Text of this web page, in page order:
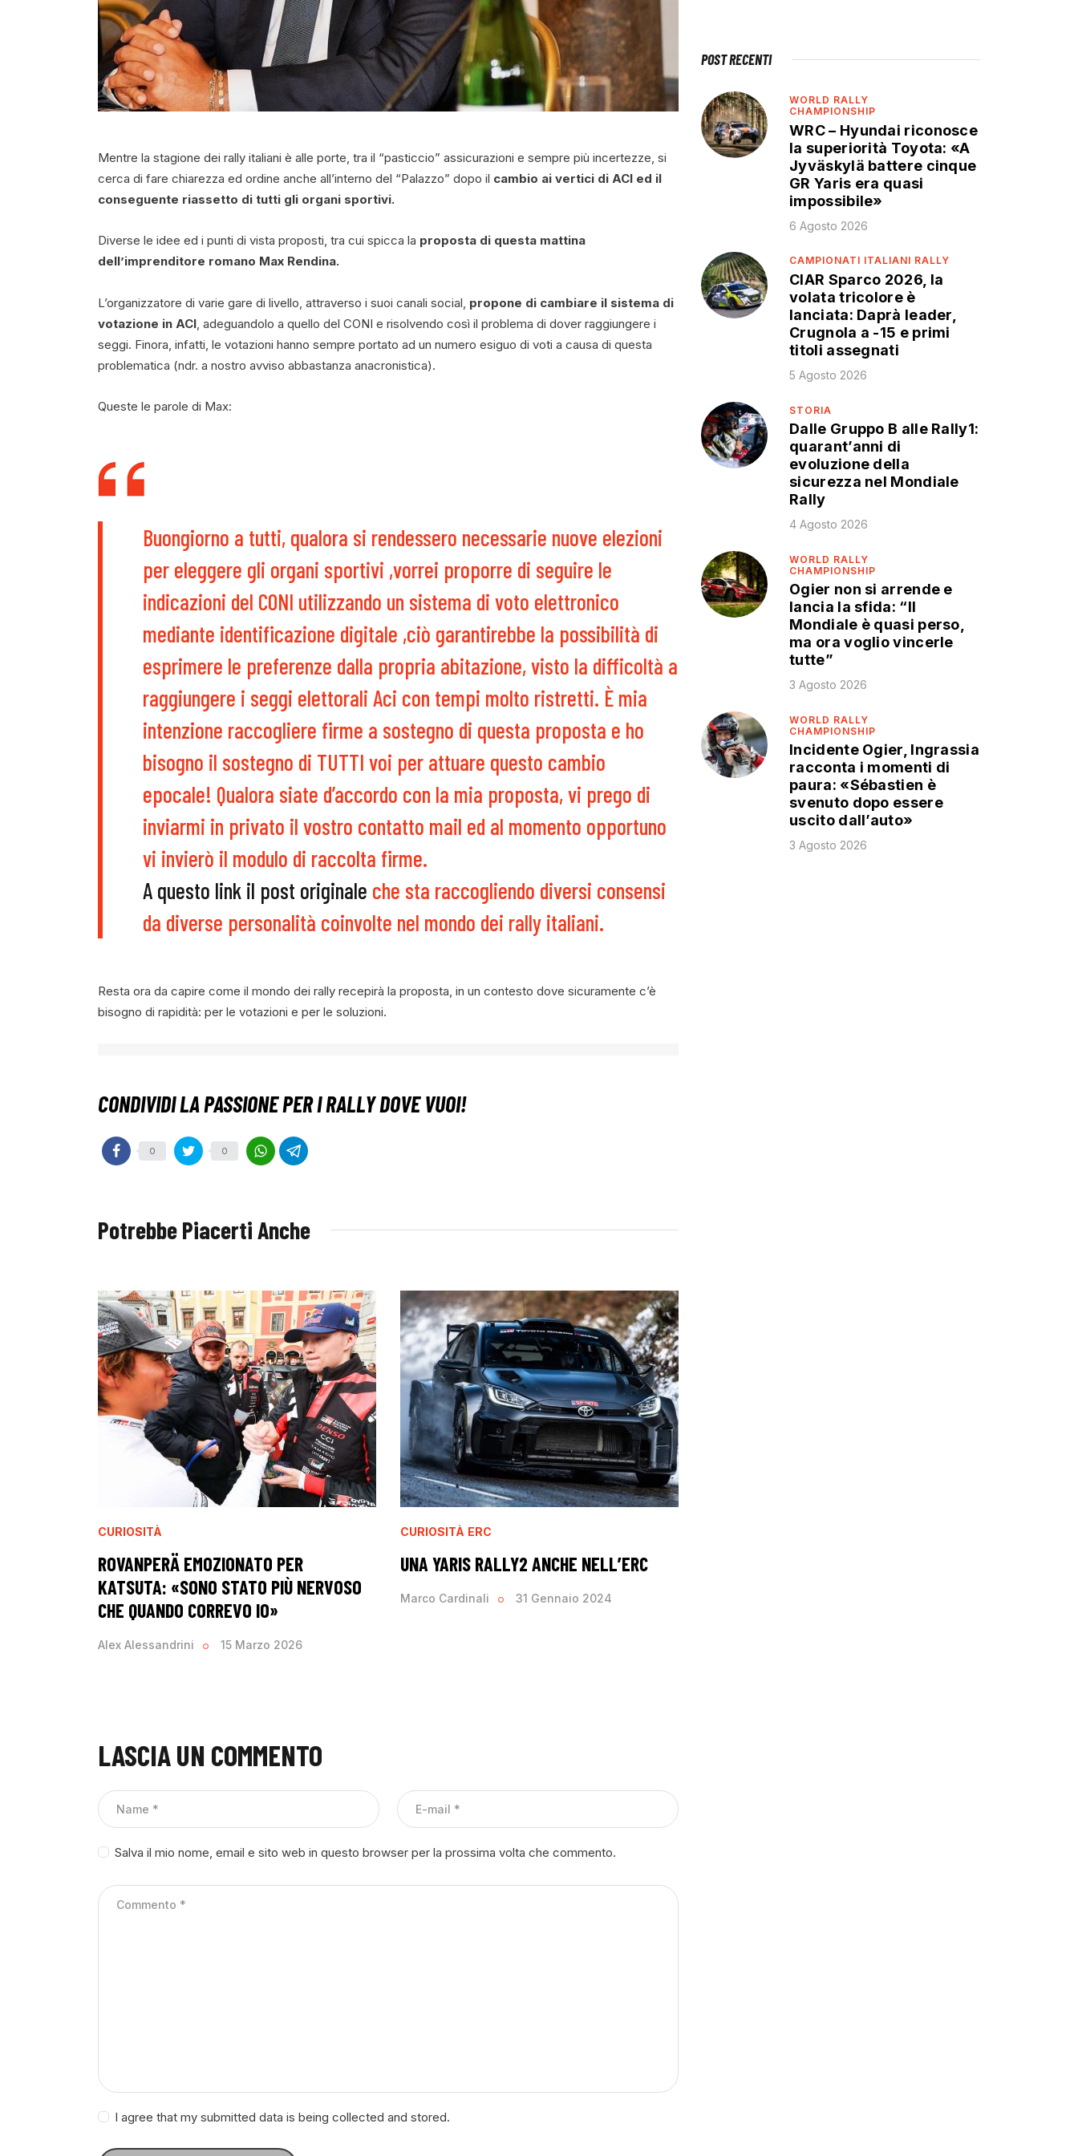
Mentre la stagione dei rally italiani è alle porte, tra il “pasticcio” assicurazioni e sempre più incertezze, si
cerca di fare chiarezza ed ordine anche all’interno del “Palazzo” dopo il cambio ai vertici di ACI ed il
conseguente riassetto di tutti gli organi sportivi.
Diverse le idee ed i punti di vista proposti, tra cui spicca la proposta di questa mattina
dell’imprenditore romano Max Rendina.
L’organizzatore di varie gare di livello, attraverso i suoi canali social, propone di cambiare il sistema di
votazione in ACI , adeguandolo a quello del CONI e risolvendo così il problema di dover raggiungere i
seggi. Finora, infatti, le votazioni hanno sempre portato ad un numero esiguo di voti a causa di questa
problematica (ndr. a nostro avviso abbastanza anacronistica).
Queste le parole di Max:
Buongiorno a tutti, qualora si rendessero necessarie nuove elezioni
per eleggere gli organi sportivi ,vorrei proporre di seguire le
indicazioni del CONI utilizzando un sistema di voto elettronico
mediante identificazione digitale ,ciò garantirebbe la possibilità di
esprimere le preferenze dalla propria abitazione, visto la difficoltà a
raggiungere i seggi elettorali Aci con tempi molto ristretti. È mia
intenzione raccogliere firme a sostegno di questa proposta e ho
bisogno il sostegno di TUTTI voi per attuare questo cambio
epocale! Qualora siate d’accordo con la mia proposta, vi prego di
inviarmi in privato il vostro contatto mail ed al momento opportuno
vi invierò il modulo di raccolta firme.
A questo link il post originale che sta raccogliendo diversi consensi
da diverse personalità coinvolte nel mondo dei rally italiani.
Resta ora da capire come il mondo dei rally recepirà la proposta, in un contesto dove sicuramente c’è
bisogno di rapidità: per le votazioni e per le soluzioni.
0 0
Potrebbe Piacerti Anche
CURIOSITÀ
ROVANPERÄ EMOZIONATO PER
KATSUTA: «SONO STATO PIÙ NERVOSO
CHE QUANDO CORREVO IO»
Alex Alessandrini 15 Marzo 2026
CURIOSITÀ ERC
UNA YARIS RALLY2 ANCHE NELL’ERC
Marco Cardinali 31 Gennaio 2024
LASCIA UN COMMENTO
Salva il mio nome, email e sito web in questo browser per la prossima volta che commento.
I agree that my submitted data is being collected and stored.
POST RECENTI
WORLD RALLY
CHAMPIONSHIP
WRC – Hyundai riconosce
la superiorità Toyota: «A
Jyväskylä battere cinque
GR Yaris era quasi
impossibile»
6 Agosto 2026
CAMPIONATI ITALIANI RALLY
CIAR Sparco 2026, la
volata tricolore è
lanciata: Daprà leader,
Crugnola a -15 e primi
titoli assegnati
5 Agosto 2026
STORIA
Dalle Gruppo B alle Rally1:
quarant’anni di
evoluzione della
sicurezza nel Mondiale
Rally
4 Agosto 2026
WORLD RALLY
CHAMPIONSHIP
Ogier non si arrende e
lancia la sfida: “Il
Mondiale è quasi perso,
ma ora voglio vincerle
tutte”
3 Agosto 2026
WORLD RALLY
CHAMPIONSHIP
Incidente Ogier, Ingrassia
racconta i momenti di
paura: «Sébastien è
svenuto dopo essere
uscito dall’auto»
3 Agosto 2026